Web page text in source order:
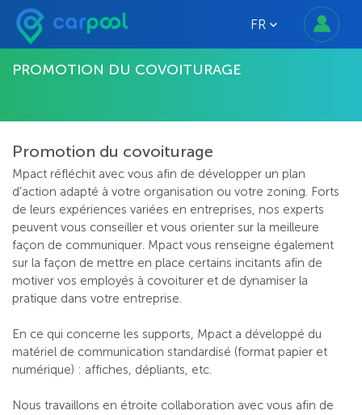
FR
PROMOTION DU COVOITURAGE
Promotion du covoiturage
Mpact réfléchit avec vous afin de développer un plan
d’action adapté à votre organisation ou votre zoning. Forts
de leurs expériences variées en entreprises, nos experts
peuvent vous conseiller et vous orienter sur la meilleure
façon de communiquer. Mpact vous renseigne également
sur la façon de mettre en place certains incitants afin de
motiver vos employés à covoiturer et de dynamiser la
pratique dans votre entreprise.
En ce qui concerne les supports, Mpact a développé du
matériel de communication standardisé (format papier et
numérique) : affiches, dépliants, etc.
Nous travaillons en étroite collaboration avec vous afin de